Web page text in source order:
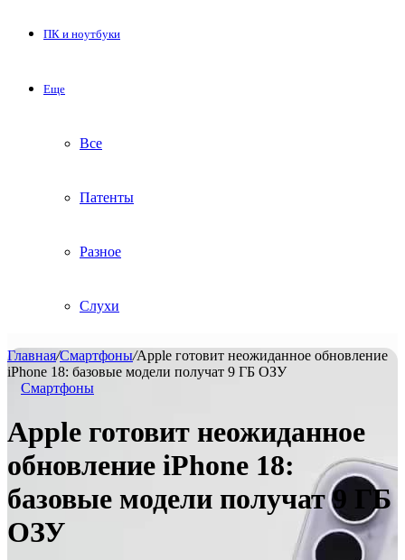
ПК и ноутбуки
Еще
Все
Патенты
Разное
Слухи
Главная/Смартфоны/Apple готовит неожиданное обновление
iPhone 18: базовые модели получат 9 ГБ ОЗУ
Смартфоны
Apple готовит неожиданное
обновление iPhone 18:
базовые модели получат 9 ГБ
ОЗУ